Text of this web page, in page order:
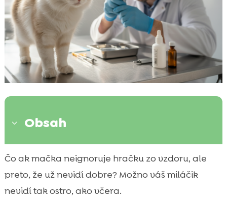
3 Obsah
 Ako spoznáme, že mačka nevidí dobre
 Najčastejšie príznaky problémov s očami u
mačiek
Čo ak mačka neignoruje hračku zo vzdoru, ale
preto, že už nevidí dobre? Možno váš miláčik
nevidí tak ostro, ako včera.